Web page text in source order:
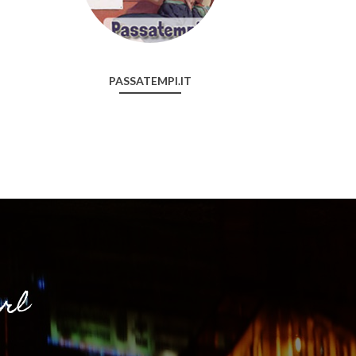
PASSATEMPI.IT